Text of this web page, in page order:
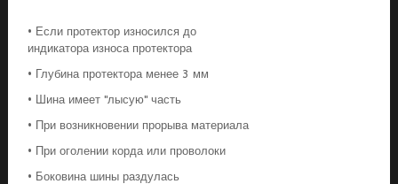
• Если протектор износился до
индикатора износа протектора
• Глубина протектора менее 3 мм
• Шина имеет "лысую" часть
• При возникновении прорыва материала
• При оголении корда или проволоки
• Боковина шины раздулась